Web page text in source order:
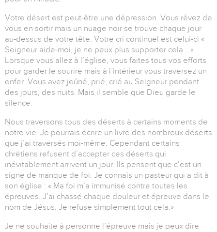
Votre désert est peut-être une dépression. Vous rêvez de
vous en sortir mais un nuage noir se trouve chaque jour
au-dessus de votre tête. Votre cri continuel est celui-ci «
Seigneur aide-moi, je ne peux plus supporter cela… »
Lorsque vous allez à l’église, vous faites tous vos efforts
pour garder le sourire mais à l’intérieur vous traversez un
enfer. Vous avez jeûné, prié, crié au Seigneur pendant
des jours, des nuits. Mais il semble que Dieu garde le
silence.
Nous traversons tous des déserts à certains moments de
notre vie. Je pourrais écrire un livre des nombreux déserts
que j’ai traversés moi-même. Cependant certains
chrétiens refusent d’accepter ces déserts qui
inévitablement arrivent un jour. Ils pensent que c’est un
signe de manque de foi. Je connais un pasteur qui a dit à
son église : « Ma foi m’a immunisé contre toutes les
épreuves. J’ai chassé chaque douleur et épreuve dans le
nom de Jésus. Je refuse simplement tout cela.»
Je ne souhaite à personne l’épreuve mais je peux dire